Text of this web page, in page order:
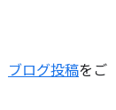
ブログ投稿をご